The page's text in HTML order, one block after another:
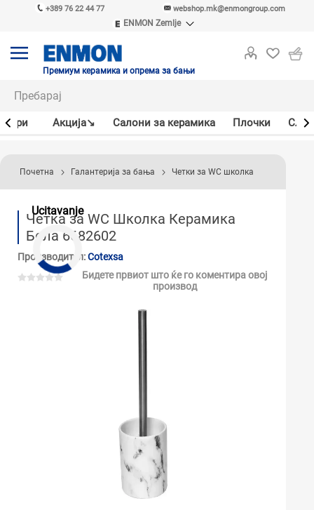
+389 76 22 44 77 webshop.mk@enmongroup.com
ENMON Zemlje
ENMON MKD
Премиум керамика и опрема за бањи
Акцијa↘ Салони за керамика Плочки
Ucitavanje
Почетна Галантерија за бања Четки за WC школка
Четка за WC Школка Керамика
Бела 6682602
Производител:Cotexsa
Бидете првиот што ќе го коментира овој
производ